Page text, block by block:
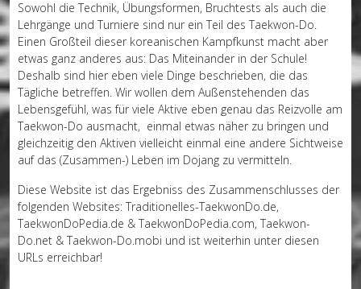
Sowohl die Technik, Übungsformen, Bruchtests als auch die
Lehrgänge und Turniere sind nur ein Teil des Taekwon-Do.
Einen Großteil dieser koreanischen Kampfkunst macht aber
etwas ganz anderes aus: Das Miteinander in der Schule!
Deshalb sind hier eben viele Dinge beschrieben, die das
Tägliche betreffen. Wir wollen dem Außenstehenden das
Lebensgefühl, was für viele Aktive eben genau das Reizvolle am
Taekwon-Do ausmacht, einmal etwas näher zu bringen und
gleichzeitig den Aktiven vielleicht einmal eine andere Sichtweise
auf das (Zusammen-) Leben im Dojang zu vermitteln.
Diese Website ist das Ergebniss des Zusammenschlusses der
folgenden Websites: Traditionelles-TaekwonDo.de,
TaekwonDoPedia.de & TaekwonDoPedia.com, Taekwon-
Do.net & Taekwon-Do.mobi und ist weiterhin unter diesen
URLs erreichbar!